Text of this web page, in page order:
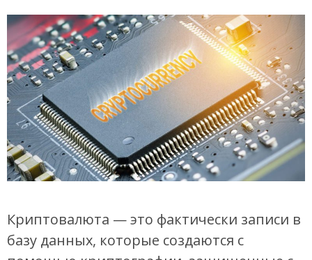
Криптовалюта — это фактически записи в
базу данных, которые создаются с